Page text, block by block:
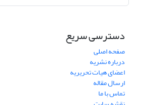
دسترسی سریع
صفحه اصلی
درباره نشریه
اعضای هیات تحریریه
ارسال مقاله
تماس با ما